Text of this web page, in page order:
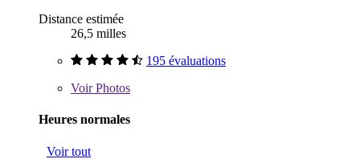
Distance estimée
26,5 milles
195 évaluations
VoirPhotos
Heures normales
Voir tout